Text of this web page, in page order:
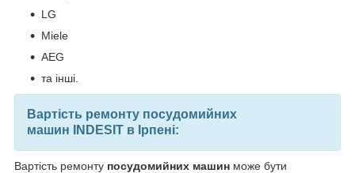
LG
Miele
AEG
та інші.
Вартість ремонту посудомийних
машин INDESIT в Ірпені:
Вартість ремонту посудомийних машин може бути